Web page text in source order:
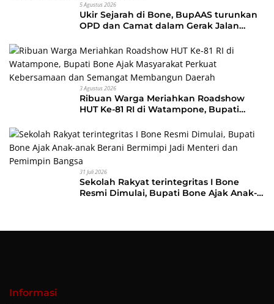
5 Agustus 2026
Ukir Sejarah di Bone, BupAAS turunkan
OPD dan Camat dalam Gerak Jalan
3 Agustus 2026
Ribuan Warga Meriahkan Roadshow
HUT Ke-81 RI di Watampone, Bupati
Kebersamaan dan Semangat
Membangun Daerah
31 Juli 2026
Sekolah Rakyat terintegritas I Bone
Resmi Dimulai, Bupati Bone Ajak Anak-
Informasi